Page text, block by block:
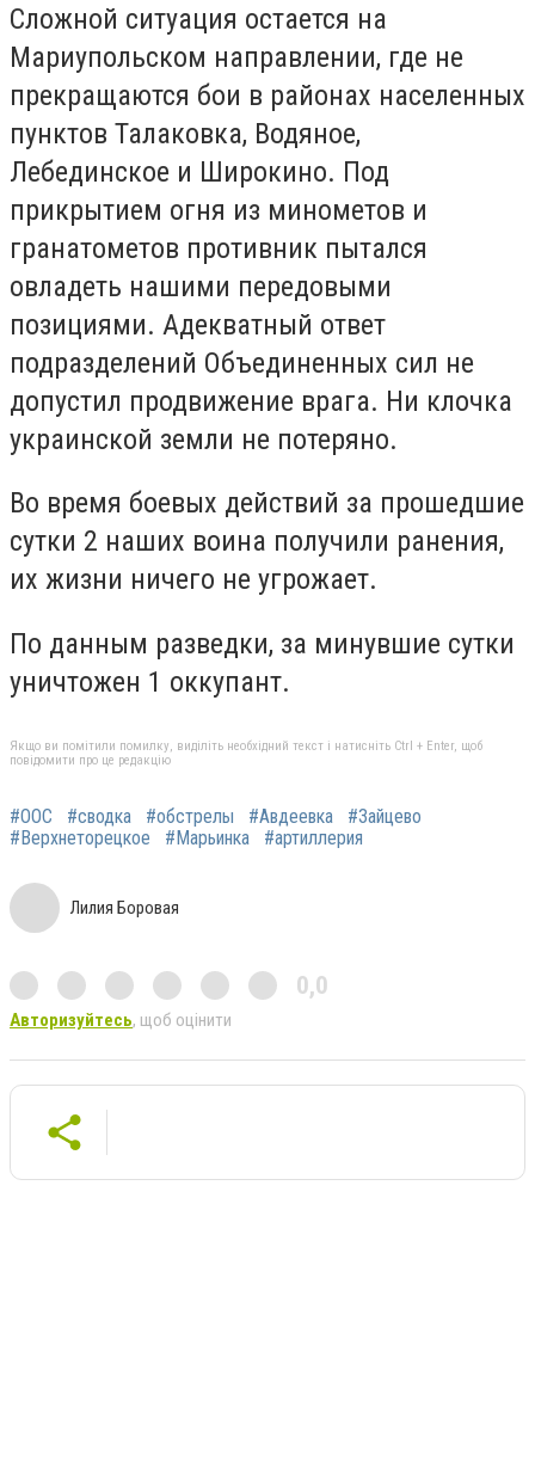
Сложной ситуация остается на
Мариупольском направлении, где не
прекращаются бои в районах населенных
пунктов Талаковка, Водяное,
Лебединское и Широкино. Под
прикрытием огня из минометов и
гранатометов противник пытался
овладеть нашими передовыми
позициями. Адекватный ответ
подразделений Объединенных сил не
допустил продвижение врага. Ни клочка
украинской земли не потеряно.
Во время боевых действий за прошедшие
сутки 2 наших воина получили ранения,
их жизни ничего не угрожает.
По данным разведки, за минувшие сутки
уничтожен 1 оккупант.
Якщо ви помітили помилку, виділіть необхідний текст і натисніть Ctrl + Enter, щоб
повідомити про це редакцію
#ООС #сводка #обстрелы #Авдеевка
#Зайцево
#Верхнеторецкое
#Марьинка #артиллерия
Лилия Боровая
0,0
Авторизуйтесь, щоб оцінити